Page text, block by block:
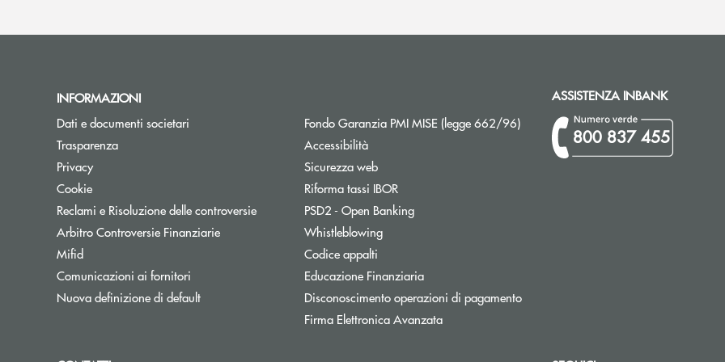
INFORMAZIONI
Dati e documenti societari
Trasparenza
Privacy
Cookie
Reclami e Risoluzione delle controversie
Arbitro Controversie FinanziarieApre una nuova finestra
Mifid
Comunicazioni ai fornitori Apre una nuova finestra
Nuova definizione di default
Fondo Garanzia PMI MISE (legge 662/96)Apre una nuova finestra
Accessibilità
Sicurezza web
Riforma tassi IBORApre una nuova finestra
PSD2 - Open BankingApre una nuova finestra
WhistleblowingApre una nuova finestra
Codice appalti
Educazione FinanziariaApre una nuova finestra
Disconoscimento operazioni di pagamentoApre una nuova finestra
Firma Elettronica Avanzata
ASSISTENZA INBANK
800 837 455